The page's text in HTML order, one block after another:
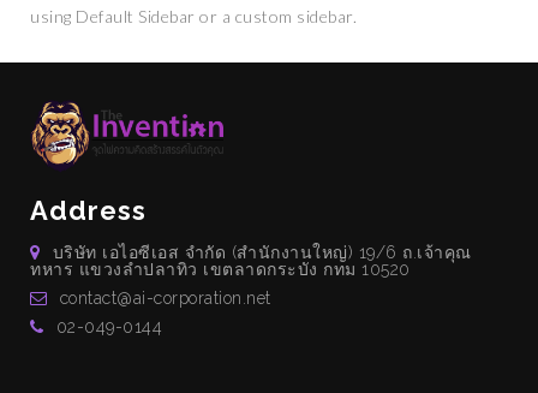
using Default Sidebar or a custom sidebar.
Address
บริษัท เอไอซีเอส จำกัด (สำนักงานใหญ่) 19/6 ถ.เจ้าคุณ
ทหาร แขวงลำปลาทิว เขตลาดกระบัง กทม 10520
contact@ai-corporation.net
02-049-0144